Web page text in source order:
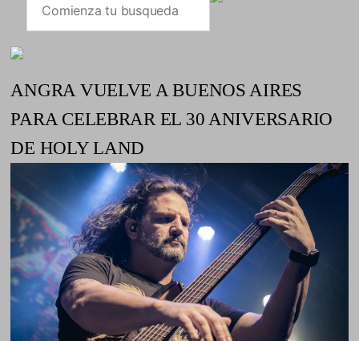
ANGRA VUELVE A BUENOS AIRES
PARA CELEBRAR EL 30 ANIVERSARIO
DE HOLY LAND